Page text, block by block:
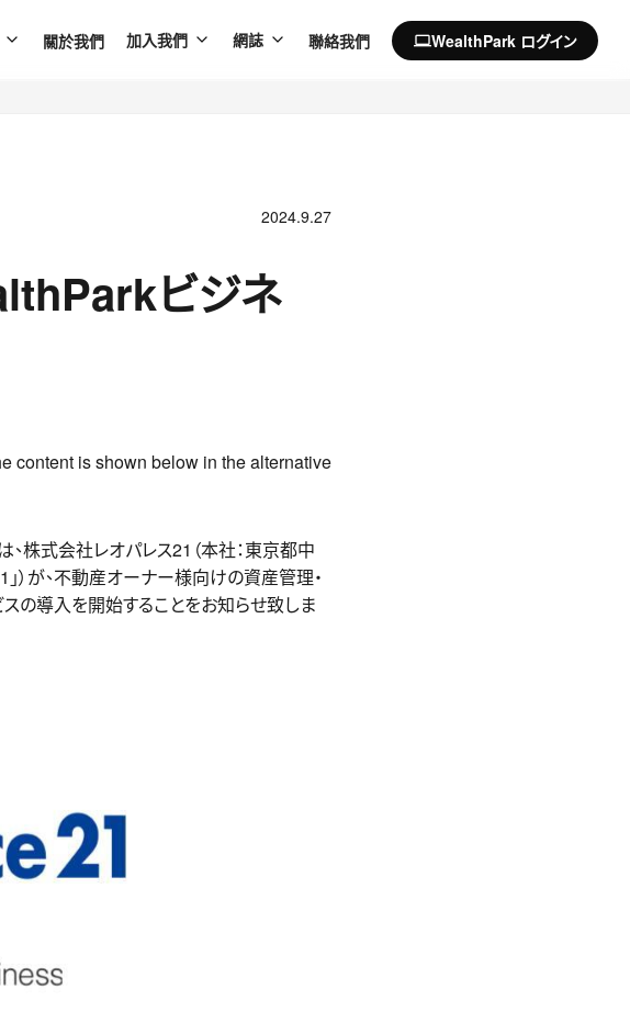
關於我們 加入我們 網誌 聯絡我們 computerWealthPark ログイン
2024.9.27
ビジネ
content is shown below in the alternative
株式会社レオパレス21（本社：東京都中
）が、不動産オーナー様向けの資産管理・
の導入を開始することをお知らせ致しま